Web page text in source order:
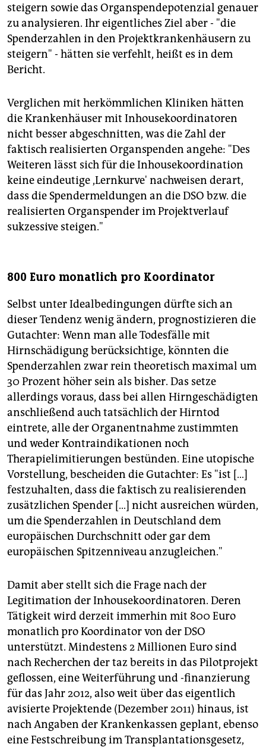
steigern sowie das Organspendepotenzial genauer
zu analysieren. Ihr eigentliches Ziel aber - "die
Spenderzahlen in den Projektkrankenhäusern zu
steigern" - hätten sie verfehlt, heißt es in dem
Bericht.
Verglichen mit herkömmlichen Kliniken hätten
die Krankenhäuser mit Inhousekoordinatoren
nicht besser abgeschnitten, was die Zahl der
faktisch realisierten Organspenden angehe: "Des
Weiteren lässt sich für die Inhousekoordination
keine eindeutige ,Lernkurve' nachweisen derart,
dass die Spendermeldungen an die DSO bzw. die
realisierten Organspender im Projektverlauf
sukzessive steigen."
800 Euro monatlich pro Koordinator
Selbst unter Idealbedingungen dürfte sich an
dieser Tendenz wenig ändern, prognostizieren die
Gutachter: Wenn man alle Todesfälle mit
Hirnschädigung berücksichtige, könnten die
Spenderzahlen zwar rein theoretisch maximal um
30 Prozent höher sein als bisher. Das setze
allerdings voraus, dass bei allen Hirngeschädigten
anschließend auch tatsächlich der Hirntod
eintrete, alle der Organentnahme zustimmten
und weder Kontraindikationen noch
Therapielimitierungen bestünden. Eine utopische
Vorstellung, bescheiden die Gutachter: Es "ist […]
festzuhalten, dass die faktisch zu realisierenden
zusätzlichen Spender […] nicht ausreichen würden,
um die Spenderzahlen in Deutschland dem
europäischen Durchschnitt oder gar dem
europäischen Spitzenniveau anzugleichen."
Damit aber stellt sich die Frage nach der
Legitimation der Inhousekoordinatoren. Deren
Tätigkeit wird derzeit immerhin mit 800 Euro
monatlich pro Koordinator von der DSO
unterstützt. Mindestens 2 Millionen Euro sind
nach Recherchen der taz bereits in das Pilotprojekt
geflossen, eine Weiterführung und -finanzierung
für das Jahr 2012, also weit über das eigentlich
avisierte Projektende (Dezember 2011) hinaus, ist
nach Angaben der Krankenkassen geplant, ebenso
eine Festschreibung im Transplantationsgesetz,